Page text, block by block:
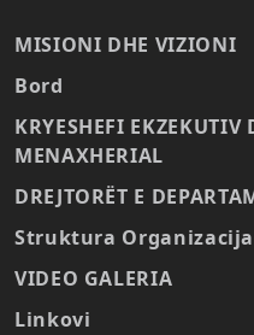
MISIONI DHE VIZIONI
Bord
KRYESHEFI EKZEKUTIV
MENAXHERIAL
DREJTORËT E
Struktura Organizacija
VIDEO GALERIA
Linkovi